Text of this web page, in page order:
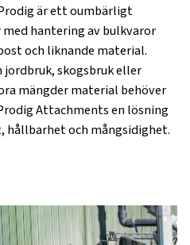
är ett oumbärligt
hantering av bulkvaror
och liknande material.
skogsbruk eller
mängder material behöver
Attachments en lösning
och mångsidighet.